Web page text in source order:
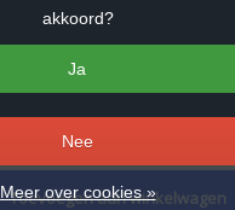
Toevoegen aan winkelwagen
akkoord?
Ja
Nee
Meer over cookies »